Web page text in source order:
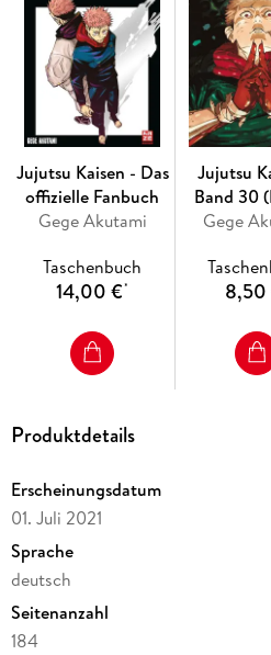
Jujutsu Kaisen - Das
offizielle Fanbuch
Gege Akutami
Taschenbuch
14,00 €*
Jujutsu
Band 30
Gege
8,50
Produktdetails
Erscheinungsdatum
01. Juli 2021
Sprache
deutsch
Seitenanzahl
184